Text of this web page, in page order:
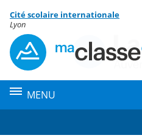
Menu de la rubrique
Contenu
Cité scolaire internationale
Lyon
MENU